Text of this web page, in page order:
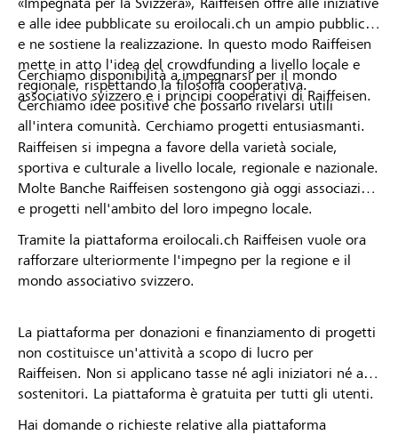
e alle idee pubblicate su eroilocali.ch un ampio pubblico
e ne sostiene la realizzazione. In questo modo Raiffeisen
mette in atto l'idea del crowdfunding a livello locale e
regionale, rispettando la filosofia cooperativa.
Cerchiamo idee positive che possano rivelarsi utili
all'intera comunità. Cerchiamo progetti entusiasmanti.
Cerchiamo disponibilità a impegnarsi per il mondo
associativo svizzero e i principi cooperativi di Raiffeisen.
Raiffeisen si impegna a favore della varietà sociale,
sportiva e culturale a livello locale, regionale e nazionale.
Molte Banche Raiffeisen sostengono già oggi associazioni
e progetti nell'ambito del loro impegno locale.
Tramite la piattaforma eroilocali.ch Raiffeisen vuole ora
rafforzare ulteriormente l'impegno per la regione e il
mondo associativo svizzero.
La piattaforma per donazioni e finanziamento di progetti
non costituisce un'attività a scopo di lucro per
Raiffeisen. Non si applicano tasse né agli iniziatori né ai
sostenitori. La piattaforma è gratuita per tutti gli utenti.
Hai domande o richieste relative alla piattaforma